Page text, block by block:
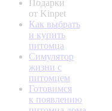
Подарки
от Kinpet
Как выбрать
и купить
питомца
Симулятор
жизни с
питомцем
Готовимся
к появлению